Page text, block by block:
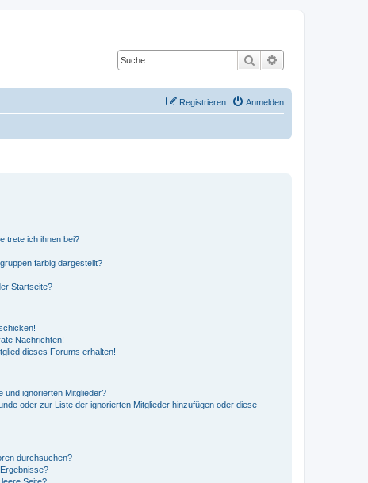
Suche
Anmelden
Registrieren
trete ich ihnen bei?
farbig dargestellt?
Startseite?
Nachrichten!
dieses Forums erhalten!
und ignorierten Mitglieder?
oder zur Liste der ignorierten Mitglieder hinzufügen oder diese
durchsuchen?
Seite?